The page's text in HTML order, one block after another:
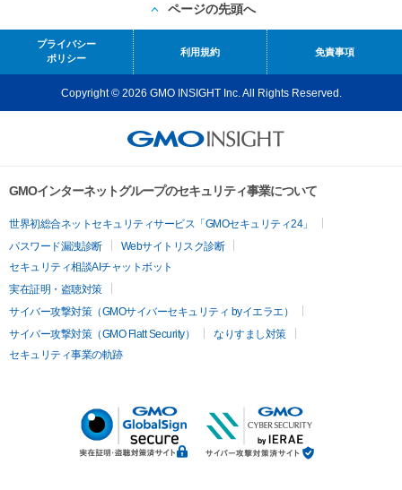
ページの先頭へ
プライバシー
ポリシー
利用規約 免責事項
Copyright © 2026 GMO INSIGHT Inc. All Rights Reserved.
GMOインターネットグループのセキュリティ事業について
世界初総合ネットセキュリティサービス「GMOセキュリティ24」
パスワード漏洩診断
Webサイトリスク診断
セキュリティ相談AIチャットボット
実在証明・盗聴対策
サイバー攻撃対策（GMOサイバーセキュリティ byイエラエ）
サイバー攻撃対策（GMO Flatt Security）
なりすまし対策
セキュリティ事業の軌跡